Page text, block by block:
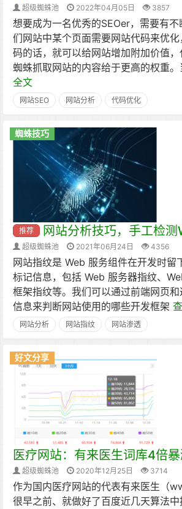
超级蜘蛛池 2022年04月05日 3857
想要成为一名优秀的SEOer，需要有
们网站中某个页面需要网站代码来优
码的话，就可以给网站增加附加价值
蜘蛛抓取网站的内容给于更高的权重
全文
网站SEO 网站分析 代码优化
蜘蛛技巧
推荐 网站分析技巧，手工检
超级蜘蛛池 2021年06月24日 4356
网站指纹是 Web 服务组件在开发时留
标记信息，包括 Web 服务器指纹、
框架指纹等。我们可以通过前端网页
信息来判断网站使用的哪些开发框架
网站分析 网站指纹 网站渗透
好文分享
医疗网站：有来医生词库4倍
超级蜘蛛池 2020年12月25日 3714
作为国内医疗网站的代表有来医生（
很早之前、就做好了百度近几天算法